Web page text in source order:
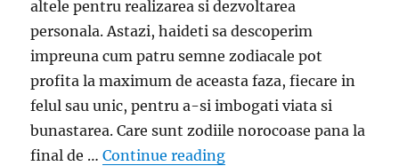
altele pentru realizarea si dezvoltarea
personala. Astazi, haideti sa descoperim
impreuna cum patru semne zodiacale pot
profita la maximum de aceasta faza, fiecare in
felul sau unic, pentru a-si imbogati viata si
bunastarea. Care sunt zodiile norocoase pana la
final de …Continue reading„O perioada frumoasa